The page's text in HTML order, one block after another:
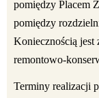
pomiędzy Placem
pomiędzy
Koniecznością jest
remontowo-
Terminy realizacji